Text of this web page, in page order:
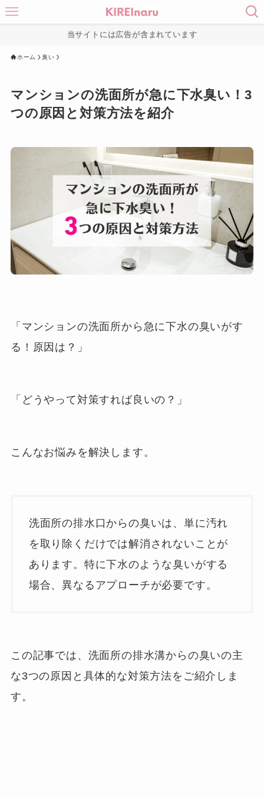
当サイトには広告が含まれています
ホーム 臭い
マンションの洗面所が急に下水臭い！3
つの原因と対策方法を紹介
「マンションの洗面所から急に下水の臭いがす
る！原因は？」
「どうやって対策すれば良いの？」
こんなお悩みを解決します。
洗面所の排水口からの臭いは、単に汚れ
を取り除くだけでは解消されないことが
あります。特に下水のような臭いがする
場合、異なるアプローチが必要です。
この記事では、洗面所の排水溝からの臭いの主
な3つの原因と具体的な対策方法をご紹介しま
す。